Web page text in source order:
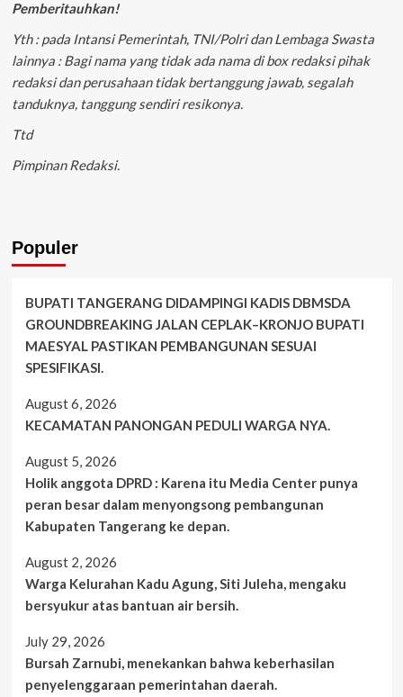
Pemberitauhkan!
Yth : pada Intansi Pemerintah, TNI/Polri dan Lembaga Swasta
lainnya : Bagi nama yang tidak ada nama di box redaksi pihak
redaksi dan perusahaan tidak bertanggung jawab, segalah
tanduknya, tanggung sendiri resikonya.
Ttd
Pimpinan Redaksi.
Populer
BUPATI TANGERANG DIDAMPINGI KADIS DBMSDA
GROUNDBREAKING JALAN CEPLAK–KRONJO BUPATI
MAESYAL PASTIKAN PEMBANGUNAN SESUAI
SPESIFIKASI.
August 6, 2026
KECAMATAN PANONGAN PEDULI WARGA NYA.
August 5, 2026
Holik anggota DPRD : Karena itu Media Center punya
peran besar dalam menyongsong pembangunan
Kabupaten Tangerang ke depan.
August 2, 2026
Warga Kelurahan Kadu Agung, Siti Juleha, mengaku
bersyukur atas bantuan air bersih.
July 29, 2026
Bursah Zarnubi, menekankan bahwa keberhasilan
penyelenggaraan pemerintahan daerah.